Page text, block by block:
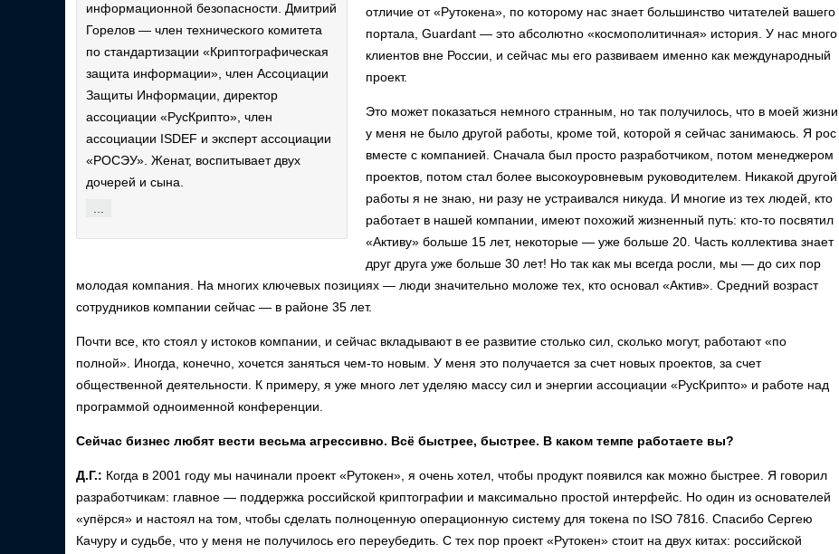
информационной безопасности. Дмитрий
Горелов — член технического комитета
по стандартизации «Криптографическая
защита информации», член Ассоциации
Защиты Информации, директор
ассоциации «РусКрипто», член
ассоциации ISDEF и эксперт ассоциации
«РОСЭУ». Женат, воспитывает двух
дочерей и сына.
отличие от «Рутокена», по которому нас знает большинство читателей вашего
портала, Guardant — это абсолютно «космополитичная» история. У нас много
клиентов вне России, и сейчас мы его развиваем именно как международный
проект.
Это может показаться немного странным, но так получилось, что в моей жизни
у меня не было другой работы, кроме той, которой я сейчас занимаюсь. Я рос
вместе с компанией. Сначала был просто разработчиком, потом менеджером
проектов, потом стал более высокоуровневым руководителем. Никакой другой
работы я не знаю, ни разу не устраивался никуда. И многие из тех людей, кто
работает в нашей компании, имеют похожий жизненный путь: кто-то посвятил
«Активу» больше 15 лет, некоторые — уже больше 20. Часть коллектива знает
друг друга уже больше 30 лет! Но так как мы всегда росли, мы — до сих пор
молодая компания. На многих ключевых позициях — люди значительно моложе тех, кто основал «Актив». Средний возраст
сотрудников компании сейчас — в районе 35 лет.
Почти все, кто стоял у истоков компании, и сейчас вкладывают в ее развитие столько сил, сколько могут, работают «по
полной». Иногда, конечно, хочется заняться чем-то новым. У меня это получается за счет новых проектов, за счет
общественной деятельности. К примеру, я уже много лет уделяю массу сил и энергии ассоциации «РусКрипто» и работе над
программой одноименной конференции.
Сейчас бизнес любят вести весьма агрессивно. Всё быстрее, быстрее. В каком темпе работаете вы?
Д.Г.: Когда в 2001 году мы начинали проект «Рутокен», я очень хотел, чтобы продукт появился как можно быстрее. Я говорил
разработчикам: главное — поддержка российской криптографии и максимально простой интерфейс. Но один из основателей
«упёрся» и настоял на том, чтобы сделать полноценную операционную систему для токена по ISO 7816. Спасибо Сергею
Качуру и судьбе, что у меня не получилось его переубедить. С тех пор проект «Рутокен» стоит на двух китах: российской